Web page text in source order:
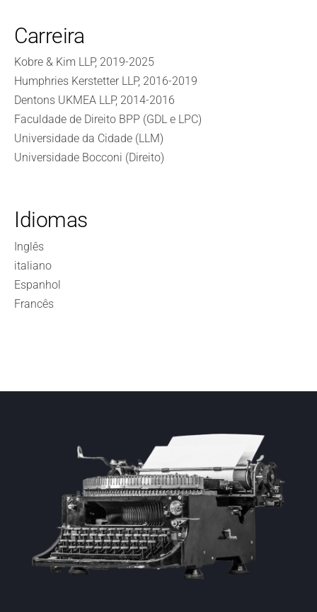
Carreira
Kobre & Kim LLP, 2019-2025
Humphries Kerstetter LLP, 2016-2019
Dentons UKMEA LLP, 2014-2016
Faculdade de Direito BPP (GDL e LPC)
Universidade da Cidade (LLM)
Universidade Bocconi (Direito)
Idiomas
Inglês
italiano
Espanhol
Francês